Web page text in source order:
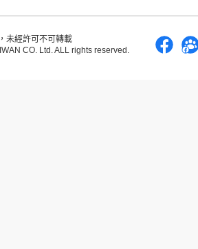
未經許可不可轉載
CO. Ltd. ALL rights reserved.